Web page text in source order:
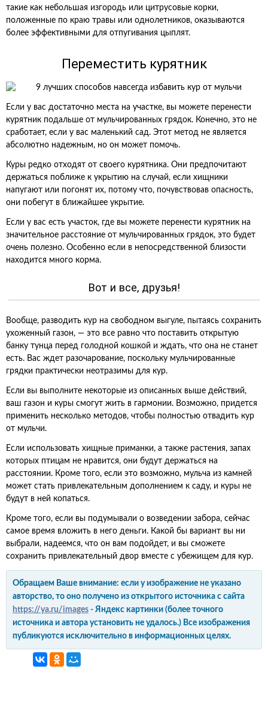
такие как небольшая изгородь или цитрусовые корки,
положенные по краю травы или однолетников, оказываются
более эффективными для отпугивания цыплят.
Переместить курятник
Если у вас достаточно места на участке, вы можете перенести
курятник подальше от мульчированных грядок. Конечно, это не
сработает, если у вас маленький сад. Этот метод не является
абсолютно надежным, но он может помочь.
Куры редко отходят от своего курятника. Они предпочитают
держаться поближе к укрытию на случай, если хищники
напугают или погонят их, потому что, почувствовав опасность,
они побегут в ближайшее укрытие.
Если у вас есть участок, где вы можете перенести курятник на
значительное расстояние от мульчированных грядок, это будет
очень полезно. Особенно если в непосредственной близости
находится много корма.
Вот и все, друзья!
Вообще, разводить кур на свободном выгуле, пытаясь сохранить
ухоженный газон, — это все равно что поставить открытую
банку тунца перед голодной кошкой и ждать, что она не станет
есть. Вас ждет разочарование, поскольку мульчированные
грядки практически неотразимы для кур.
Если вы выполните некоторые из описанных выше действий,
ваш газон и куры смогут жить в гармонии. Возможно, придется
применить несколько методов, чтобы полностью отвадить кур
от мульчи.
Если использовать хищные приманки, а также растения, запах
которых птицам не нравится, они будут держаться на
расстоянии. Кроме того, если это возможно, мульча из камней
может стать привлекательным дополнением к саду, и куры не
будут в ней копаться.
Кроме того, если вы подумывали о возведении забора, сейчас
самое время вложить в него деньги. Какой бы вариант вы ни
выбрали, надеемся, что он вам подойдет, и вы сможете
сохранить привлекательный двор вместе с убежищем для кур.
Обращаем Ваше внимание: если у изображение не указано
авторство, то оно получено из открытого источника с сайта
https://ya.ru/images - Яндекс картинки (более точного
источника и автора установить не удалось.) Все изображения
публикуются исключительно в информационных целях.